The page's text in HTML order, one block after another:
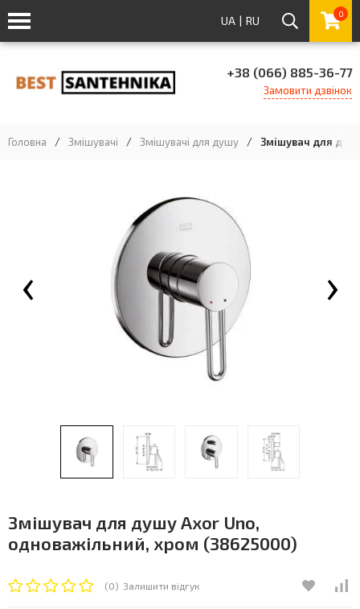
UA | RU 0
+38 (066) 885-36-77
Замовити дзвінок
Головна / Змішувачі / Змішувачі для душу / Змішувач для
‹ ›
Змішувач для душу Axor Uno,
одноважільний, хром (38625000)
(0) Залишити відгук